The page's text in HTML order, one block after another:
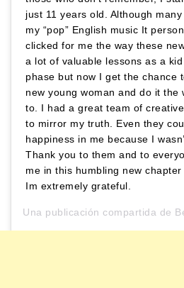
just 11 years old. Although
my “pop” English music It
clicked for me the way these
a lot of valuable lessons as a kid
phase but now I get the chance
new young woman and do it the
to. I had a great team of
to mirror my truth. Even they
happiness in me because I
Thank you to them and to
me in this humbling new chapter
Im extremely grateful.
Una publicación compartida de